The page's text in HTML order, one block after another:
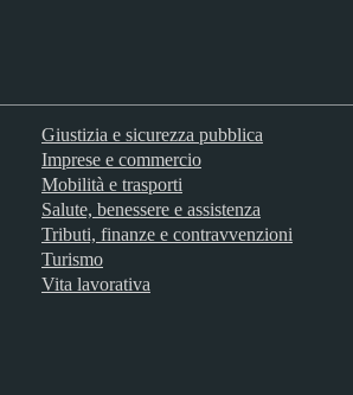
Giustizia e sicurezza pubblica
Imprese e commercio
Mobilità e trasporti
Salute, benessere e assistenza
Tributi, finanze e contravvenzioni
Turismo
Vita lavorativa